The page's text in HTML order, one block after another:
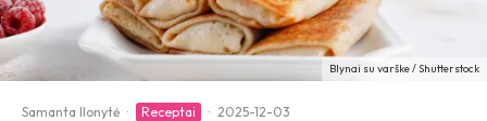
Blynai su varške / Shutterstock
Samanta Ilonytė · Receptai · 2025-12-03